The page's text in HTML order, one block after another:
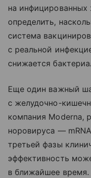
на
определить,
система
с реальной
снижается
Еще один важный
с желудочно-
компания Moderna,
норовируса —
третьей фазы
эффективность
в ближайшее